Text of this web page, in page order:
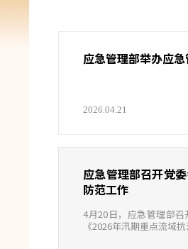
2026.04.21
应急管理部召开党委会议、部务会议 传达学习贯彻习近平
防范工作
4月20日，应急管理部
《2026年汛期重点流域